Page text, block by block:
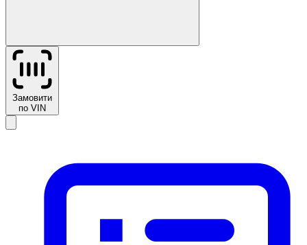
Замовити
по VIN